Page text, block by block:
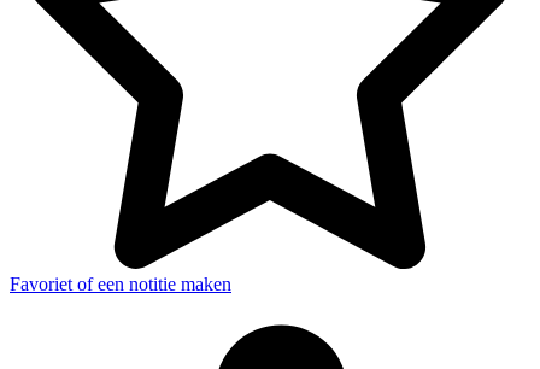
Favoriet of een notitie maken